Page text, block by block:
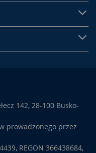
142, 28-100 Busko-
prowadzonego przez
REGON 366438684,